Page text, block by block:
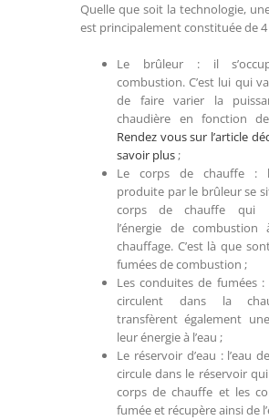
Quelle que soit la technologie,
est principalement constituée de
Le brûleur : il
combustion. C’est lui qui
de faire varier la
chaudière en fonction
Rendez vous sur l’article
savoir plus;
Le corps de chauffe :
produite par le brûleur se
corps de chauffe qui
l’énergie de combustion
chauffage. C’est là que
fumées de combustion ;
Les conduites de fumées :
circulent dans la
transfèrent également
leur énergie à l’eau ;
Le réservoir d’eau : l’eau
circule dans le réservoir
corps de chauffe et les
fumée et récupère ainsi de